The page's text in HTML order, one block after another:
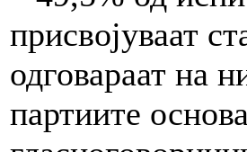
присвојуваат
одговараат на
партиите